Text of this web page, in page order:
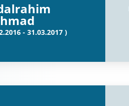
- 31.03.2017 )